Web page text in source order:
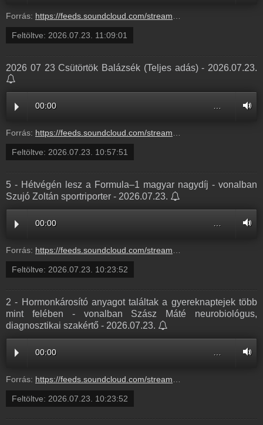
Forrás: https://feeds.soundcloud.com/stream/2366348786-radio1hungary-5-hetvegen-lesz-a-formula-1-magyar-nagydij-vonalban-szujo-zoltan-sportriporter-5.mp3
Feltöltve: 2026.07.23. 11:09:01
2026 07 23 Csütörtök Balázsék (Teljes adás) - 2026.07.23.
00:00 …
Forrás: https://feeds.soundcloud.com/stream/2366346182-balazsek-2026-07-23-csuetoertoek.mp3
Feltöltve: 2026.07.23. 10:57:51
5 - Hétvégén lesz a Formula–1 magyar nagydíj - vonalban
Szujó Zoltán sportriporter - 2026.07.23.
00:00
Forrás: https://feeds.soundcloud.com/stream/2366334980-balazsek-5-hetvegen-lesz-a-formula-1-magyar-nagydij-vonalban-szujo-zoltan-sportriporter-5.mp3
Feltöltve: 2026.07.23. 10:23:52
2 - Hormonkárosító anyagot találtak a gyereknaptejek több
mint felében - vonalban Szász Máté neurobiológus,
diagnosztikai szakértő - 2026.07.23.
00:00
Forrás: https://feeds.soundcloud.com/stream/2366334977-balazsek-2-hormonkarosito-anyagot-talaltak-a-gyereknaptejek-tobb-mint-feleben-vonalban-szasz-mate-neurobiologus-diagnosztikai-szakerto-2.mp3
Feltöltve: 2026.07.23. 10:23:52